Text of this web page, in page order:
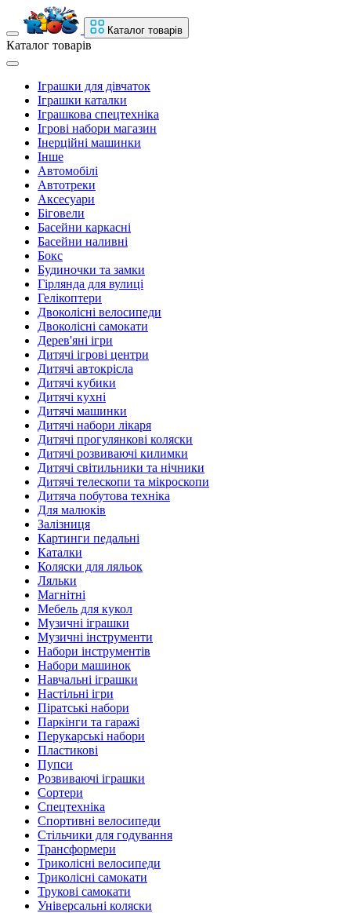
Каталог товарів
Каталог товарів
Іграшки для дівчаток
Іграшки каталки
Іграшкова спецтехніка
Ігрові набори магазин
Інерційні машинки
Інше
Автомобілі
Автотреки
Аксесуари
Біговели
Басейни каркасні
Басейни наливні
Бокс
Будиночки та замки
Гірлянда для вулиці
Гелікоптери
Двоколісні велосипеди
Двоколісні самокати
Дерев'яні ігри
Дитячі ігрові центри
Дитячі автокрісла
Дитячі кубики
Дитячі кухні
Дитячі машинки
Дитячі набори лікаря
Дитячі прогулянкові коляски
Дитячі розвиваючі килимки
Дитячі світильники та нічники
Дитячі телескопи та мікроскопи
Дитяча побутова техніка
Для малюків
Залізниця
Картинги педальні
Каталки
Коляски для ляльок
Ляльки
Магнітні
Мебель для кукол
Музичні іграшки
Музичні інструменти
Набори інструментів
Набори машинок
Навчальні іграшки
Настільні ігри
Піратські набори
Паркінги та гаражі
Перукарські набори
Пластикові
Пупси
Розвиваючі іграшки
Сортери
Спецтехніка
Спортивні велосипеди
Стільчики для годування
Трансформери
Триколісні велосипеди
Триколісні самокати
Трукові самокати
Універсальні коляски